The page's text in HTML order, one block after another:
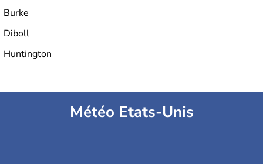
Burke
Diboll
Huntington
Météo Etats-Unis